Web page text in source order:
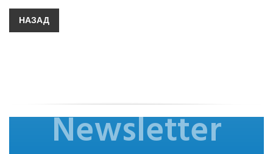
НАЗАД
Newsletter